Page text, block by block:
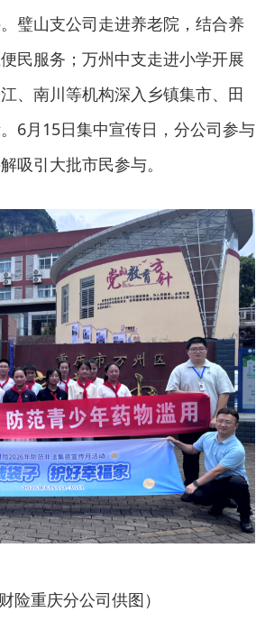
璧山支公司走进养老院，结合养
民服务；万州中支走进小学开展
、南川等机构深入乡镇集市、田
6月15日集中宣传日，分公司参与
吸引大批市民参与。
险重庆分公司供图）